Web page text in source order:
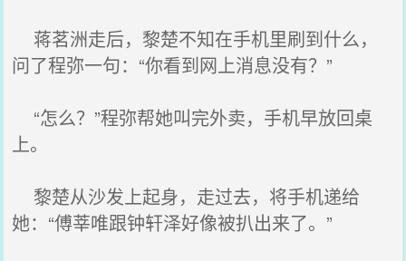
蒋茗洲走后，黎楚不知在手机里刷到什么，
问了程弥一句：“你看到网上消息没有？”
“怎么？”程弥帮她叫完外卖，手机早放回桌
上。
黎楚从沙发上起身，走过去，将手机递给
她：“傅莘唯跟钟轩泽好像被扒出来了。”